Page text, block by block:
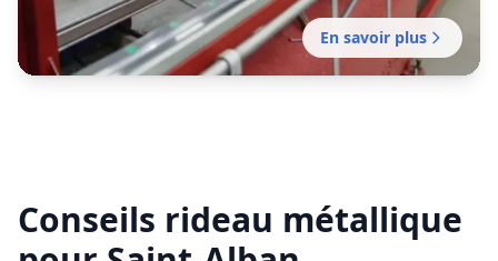
pour Saint-Alban
Guides pratiques, retours d'expérience et